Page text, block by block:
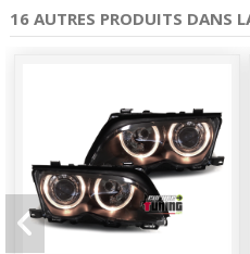
16 AUTRES PRODUITS DANS